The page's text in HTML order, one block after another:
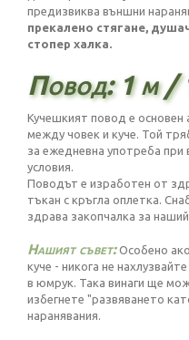
предизвиква външни
прекалено стягане,
стопер халка.
Повод: 1 м /
Кучешкият повод е основен
между човек и куче. Той
за ежедневна употреба при
условия.
Поводът е изработен от
тъкан с кръгла оплетка.
здрава закопчалка за
Нашият съвет:Особено
куче - никога не
в юмрук. Така винаги ще
избегнете "развяването
наранявания.